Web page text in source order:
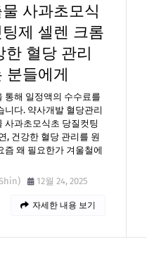
사과초모식
제 셀렌 크롬
한 혈당 관리
분들에게
통해 일정액의 수수료를
니다. 약사개발 혈당관리
사과초모식초 당질컷팅
, 건강한 혈당 관리를 원
즘 왜 필요한가 겨울철에
12월 24, 2025
자세한 내용 보기